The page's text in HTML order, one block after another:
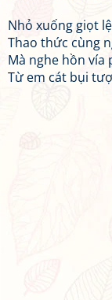
Nhỏ xuống giọt
Thao thức cùng
Mà nghe hồn vía
Từ em cát bụi